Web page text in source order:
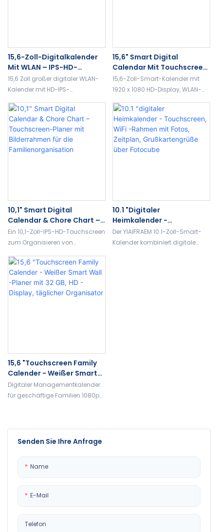
Senden Sie Ihre Anfrage
Name
E-Mail
Telefon
15,6-Zoll-Digitalkalender
Mit WLAN – IPS-HD-
Touchscreen, 32 GB
Speicher, Familienplaner
15,6 Zoll großer digitaler WLAN-
Kalender mit HD-IPS-
Fotoalbum, Kunstgalerie und 32
GB Speicher für die Smart-
Home-Nutzung.
15,6" Smart Digital
Calendar Mit Touchscreen
& WiFi – Full HD-Planer Und
Fotoanzeige Für Zuhause
15,6-Zoll-Smart-Kalender mit
1920 x 1080 HD-Display, WLAN-
Steuerung und
Bilderrahmenmodus. Perfekt für
den Familienplanungskalender
und die Organisation zu Hause
10,1" Smart Digital
Calendar & Chore Chart –
Touchscreen-Planer Mit
Bilderrahmen Für Die
Ein 10,1-Zoll-IPS-HD-Touchscreen
zum Organisieren von
Enthält einen integrierten
digitalen Bilderrahmen, um
Erinnerungen und Pläne an
einem Ort aufzubewahren
10.1 "digitaler
Heimkalender -
Touchscreen, WiFi -
Rahmen Mit Fotos,
Der YIAIFRAEM 10.1-Zoll-Smart-
Kalender kombiniert digitale
15,6 "Touchscreen Family
Calender - Weißer Smart
Wall -Planer Mit 32 GB, HD -
Display, Täglicher
Digitaler Managementkalender
für geschäftige Familien.1080p
Routinen